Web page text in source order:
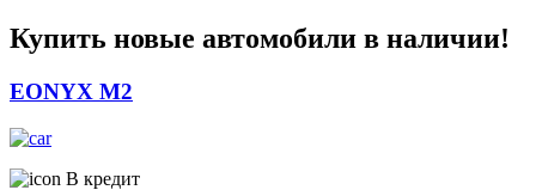
Купить новые автомобили в наличии!
EONYX M2
В кредит